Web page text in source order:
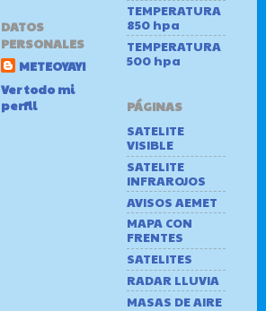
DATOS
PERSONALES
METEOYAYI
Ver todo mi
perfil
TEMPERATURA
850 hpa
TEMPERATURA
500 hpa
PÁGINAS
SATELITE
VISIBLE
SATELITE
INFRAROJOS
AVISOS AEMET
MAPA CON
FRENTES
SATELITES
RADAR LLUVIA
MASAS DE AIRE